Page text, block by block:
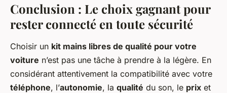
Conclusion : Le choix gagnant pour
rester connecté en toute sécurité
Choisir un kit mains libres de qualité pour votre
voiture n’est pas une tâche à prendre à la légère. En
considérant attentivement la compatibilité avec votre
téléphone, l’autonomie, la qualité du son, le prix et